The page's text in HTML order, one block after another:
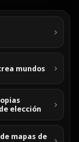
mundos
elección
mapas de